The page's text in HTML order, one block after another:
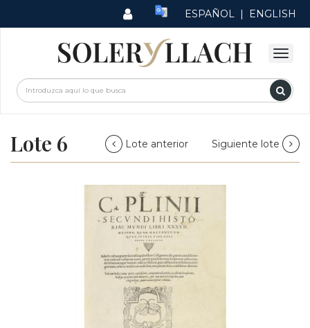
ESPAÑOL | ENGLISH
Lote 6 Lote anterior Siguiente lote